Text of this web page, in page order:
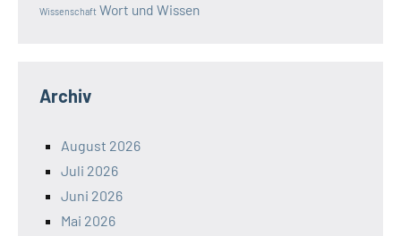
Wissenschaft Wort und Wissen
Archiv
August 2026
Juli 2026
Juni 2026
Mai 2026